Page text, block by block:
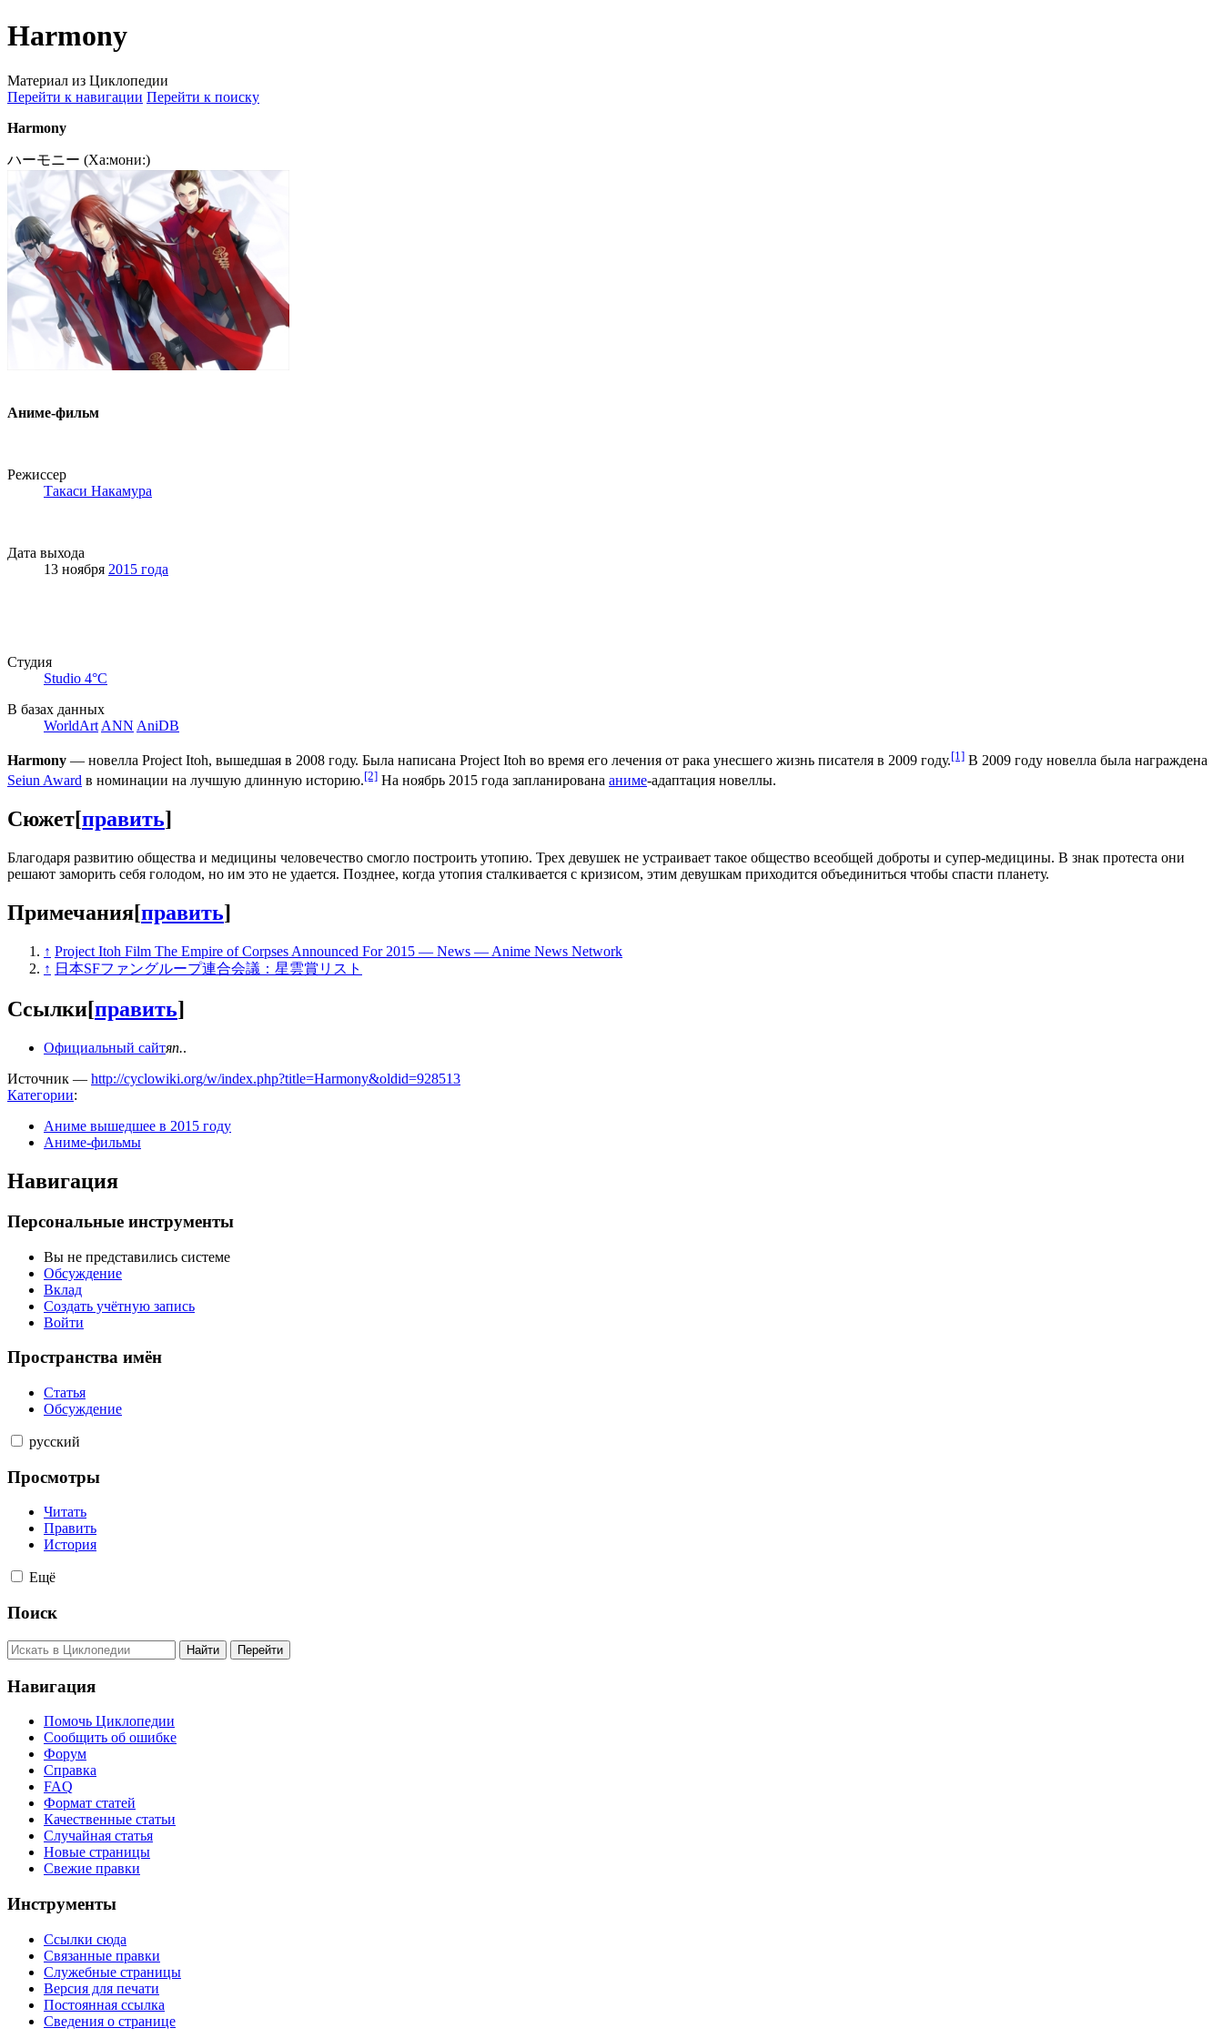
Harmony
Материал из Циклопедии
Перейти к навигации Перейти к поиску
Harmony
ハーモニー (Ха:мони:)
Аниме-фильм
Режиссер
Такаси Накамура
Дата выхода
13 ноября 2015 года
Студия
Studio 4°C
В базах данных
WorldArt ANN AniDB
Harmony — новелла Project Itoh, вышедшая в 2008 году. Была написана Project Itoh во время его лечения от рака унесшего жизнь писателя в 2009 году.[1] В 2009 году новелла была награждена
Seiun Award в номинации на лучшую длинную историю.[2] На ноябрь 2015 года запланирована аниме-адаптация новеллы.
Сюжет[править]
Благодаря развитию общества и медицины человечество смогло построить утопию. Трех девушек не устраивает такое общество всеобщей доброты и супер-медицины. В знак протеста они
решают заморить себя голодом, но им это не удается. Позднее, когда утопия сталкивается с кризисом, этим девушкам приходится объединиться чтобы спасти планету.
Примечания[править]
↑ Project Itoh Film The Empire of Corpses Announced For 2015 — News — Anime News Network
↑ 日本SFファングループ連合会議：星雲賞リスト
Ссылки[править]
Официальный сайтяп..
Источник — http://cyclowiki.org/w/index.php?title=Harmony&oldid=928513
Категории:
Аниме вышедшее в 2015 году
Аниме-фильмы
Навигация
Персональные инструменты
Вы не представились системе
Обсуждение
Вклад
Создать учётную запись
Войти
Пространства имён
Статья
Обсуждение
русский
Просмотры
Читать
Править
История
Ещё
Поиск
Навигация
Помочь Циклопедии
Сообщить об ошибке
Форум
Справка
FAQ
Формат статей
Качественные статьи
Случайная статья
Новые страницы
Свежие правки
Инструменты
Ссылки сюда
Связанные правки
Служебные страницы
Версия для печати
Постоянная ссылка
Сведения о странице